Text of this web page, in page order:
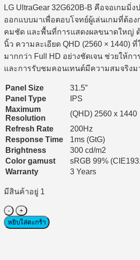
LG UltraGear 32G620B-B คือจอเกมมิ่
ออกแบบมาเพื่อตอบโจทย์ผู้เล่นเกมที่ต้อง
คมชัด และพื้นที่การแสดงผลขนาดใหญ่
นิ้ว ความละเอียด QHD (2560 × 1440)
มากกว่า Full HD อย่างชัดเจน ช่วยให้กา
และการรับชมคอนเทนต์มีความสมจริงม
Panel Size
31.5”
Panel Type
IPS
Maximum
Resolution
(QHD) 2560 x 1440
Refresh Rate
200Hz
Response Time
1ms (GtG)
Brightness
300 cd/m2
Color gamust
sRGB 99%
Warranty
3 Years
มีสินค้าอยู่ 1
จำนวน
Monitor
Gaming
หยิบใส่ตะกร้า